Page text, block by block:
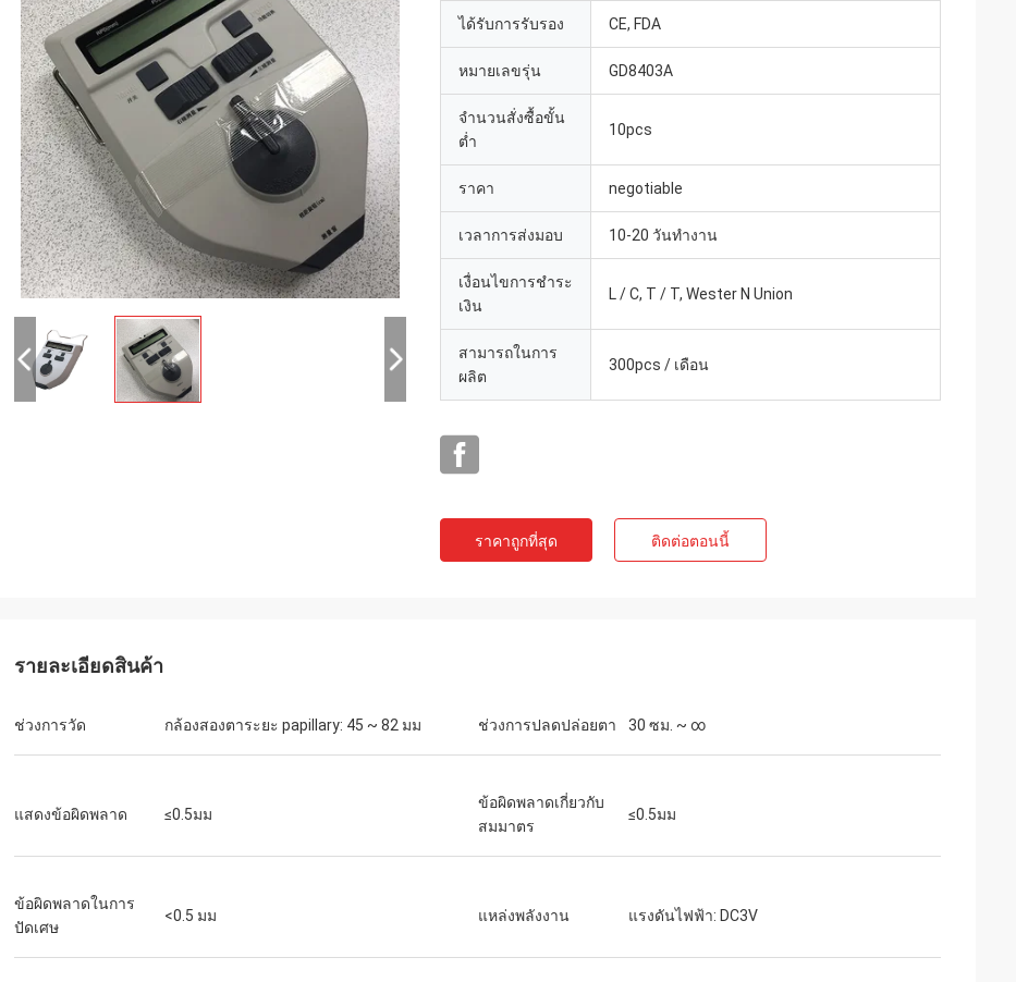
สำหรับธุรกิจอุปกรณ์เกี่ยวกับแสงของเรา แต่
แบบมืออาชีพที่แท้จริงเพื่อแก้ปัญหาของเรา
ซัพพลายเออร์ที่แนะนำ!
เอเดรียนผู้จัดจำหน่ายแว่นตา
โชคดีที่ได้พบกับทีม JingGong Optical ที่
MIDO ใน Milano ตอนนี้สินค้าทั้งหมดที่เรา
ได้รับการรับรอง CE, FDA
หมายเลขรุ่น GD8403A
จำนวนสั่งซื้อขั้น
ต่ำ
10pcs
ราคา negotiable
เวลาการส่งมอบ 10-20 วันทำงาน
เงื่อนไขการชำระ
เงิน
L / C, T / T, Wester N Union
สามารถในการ
ผลิต
300pcs / เดือน
ราคาถูกที่สุด ติดต่อตอนนี้
รายละเอียดสินค้า
ช่วงการวัด กล้องสองตาระยะ papillary: 45 ~ 82 มม ช่วงการปลดปล่อยตา 30 ซม. ~ ∞
แสดงข้อผิดพลาด ≤0.5มม
ข้อผิดพลาดเกี่ยวกับ
สมมาตร
≤0.5มม
ข้อผิดพลาดในการ
ปัดเศษ
<0.5 มม แหล่งพลังงาน แรงดันไฟฟ้า: DC3V